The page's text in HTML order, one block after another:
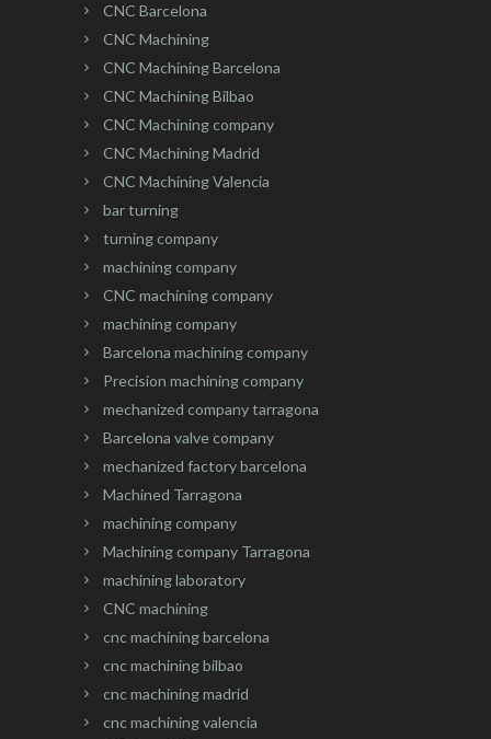
CNC Barcelona
CNC Machining
CNC Machining Barcelona
CNC Machining Bilbao
CNC Machining company
CNC Machining Madrid
CNC Machining Valencia
bar turning
turning company
machining company
CNC machining company
machining company
Barcelona machining company
Precision machining company
mechanized company tarragona
Barcelona valve company
mechanized factory barcelona
Machined Tarragona
machining company
Machining company Tarragona
machining laboratory
CNC machining
cnc machining barcelona
cnc machining bilbao
cnc machining madrid
cnc machining valencia